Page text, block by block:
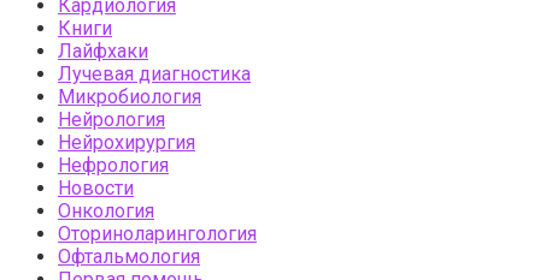
Кардиология
Книги
Лайфхаки
Лучевая диагностика
Микробиология
Нейрология
Нейрохирургия
Нефрология
Новости
Онкология
Оториноларингология
Офтальмология